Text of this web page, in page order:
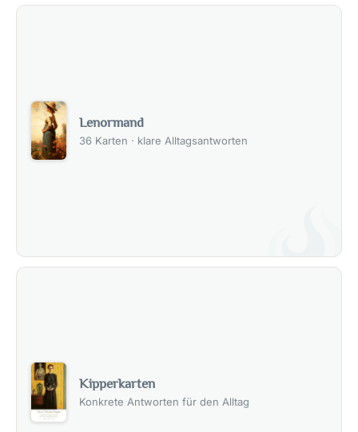
Lenormand
36 Karten · klare Alltagsantworten
Kipperkarten
Konkrete Antworten für den Alltag